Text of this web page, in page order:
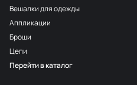
Вешалки для одежды
Аппликации
Броши
Цепи
Перейти в каталог